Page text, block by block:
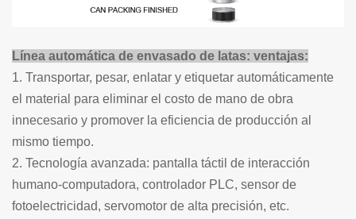
Línea automática de envasado de latas: ventajas:
1. Transportar, pesar, enlatar y etiquetar automáticamente
el material para eliminar el costo de mano de obra
innecesario y promover la eficiencia de producción al
mismo tiempo.
2. Tecnología avanzada: pantalla táctil de interacción
humano-computadora, controlador PLC, sensor de
fotoelectricidad, servomotor de alta precisión, etc.